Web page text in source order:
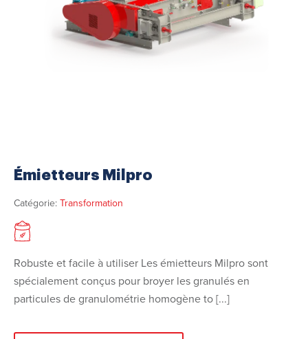
Émietteurs Milpro
Catégorie:Transformation
Robuste et facile à utiliser Les émietteurs Milpro sont
spécialement conçus pour broyer les granulés en
particules de granulométrie homogène to [...]